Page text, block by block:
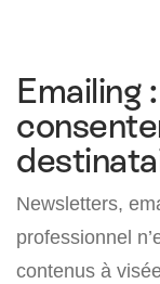
Emailing
Newsletters,
professionnel
contenus à